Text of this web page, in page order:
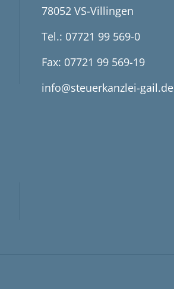
78052 VS-Villingen
Tel.: 07721 99 569-0
Fax: 07721 99 569-19
info@steuerkanzlei-gail.de